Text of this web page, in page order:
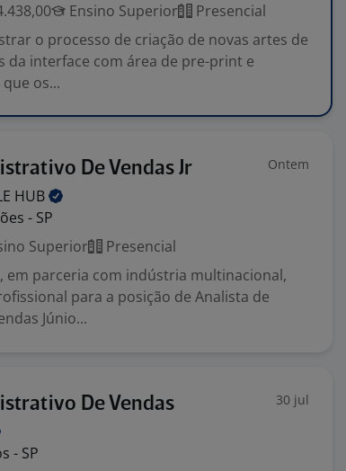
Ensino Superior
Presencial
o processo de criação de novas artes de
da interface com área de pre-print e
os...
De Vendas Jr Ontem
HUB
- SP
Superior
Presencial
em parceria com indústria multinacional,
para a posição de Analista de
Júnio...
De Vendas 30 jul
- SP